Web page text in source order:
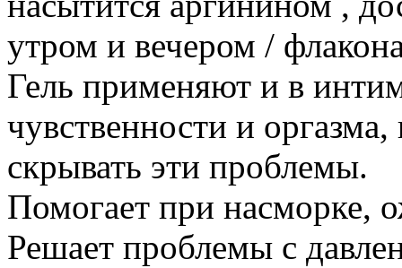
утром и вечером /
Гель применяют и в
чувственности и
скрывать эти проблемы.
Помогает при насморке,
Решает проблемы с